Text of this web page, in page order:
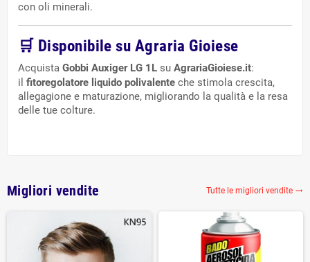
con oli minerali.
🛒 Disponibile su Agraria Gioiese
Acquista Gobbi Auxiger LG 1L su AgrariaGioiese.it:
il fitoregolatore liquido polivalente che stimola crescita,
allegagione e maturazione, migliorando la qualità e la resa
delle tue colture.
Migliori vendite Tutte le migliori vendite 